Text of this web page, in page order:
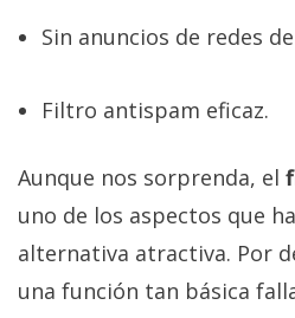
Sin anuncios de redes
Filtro antispam eficaz.
Aunque nos sorprenda, el
uno de los aspectos que
alternativa atractiva. Por
una función tan básica